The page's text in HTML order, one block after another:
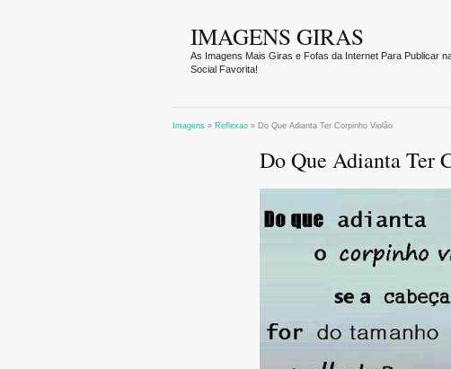
IMAGENS GIRAS
As Imagens Mais Giras e Fofas da Internet Para Publicar
Social Favorita!
Imagens » Reflexao » Do Que Adianta Ter Corpinho Violão
Do Que Adianta Ter